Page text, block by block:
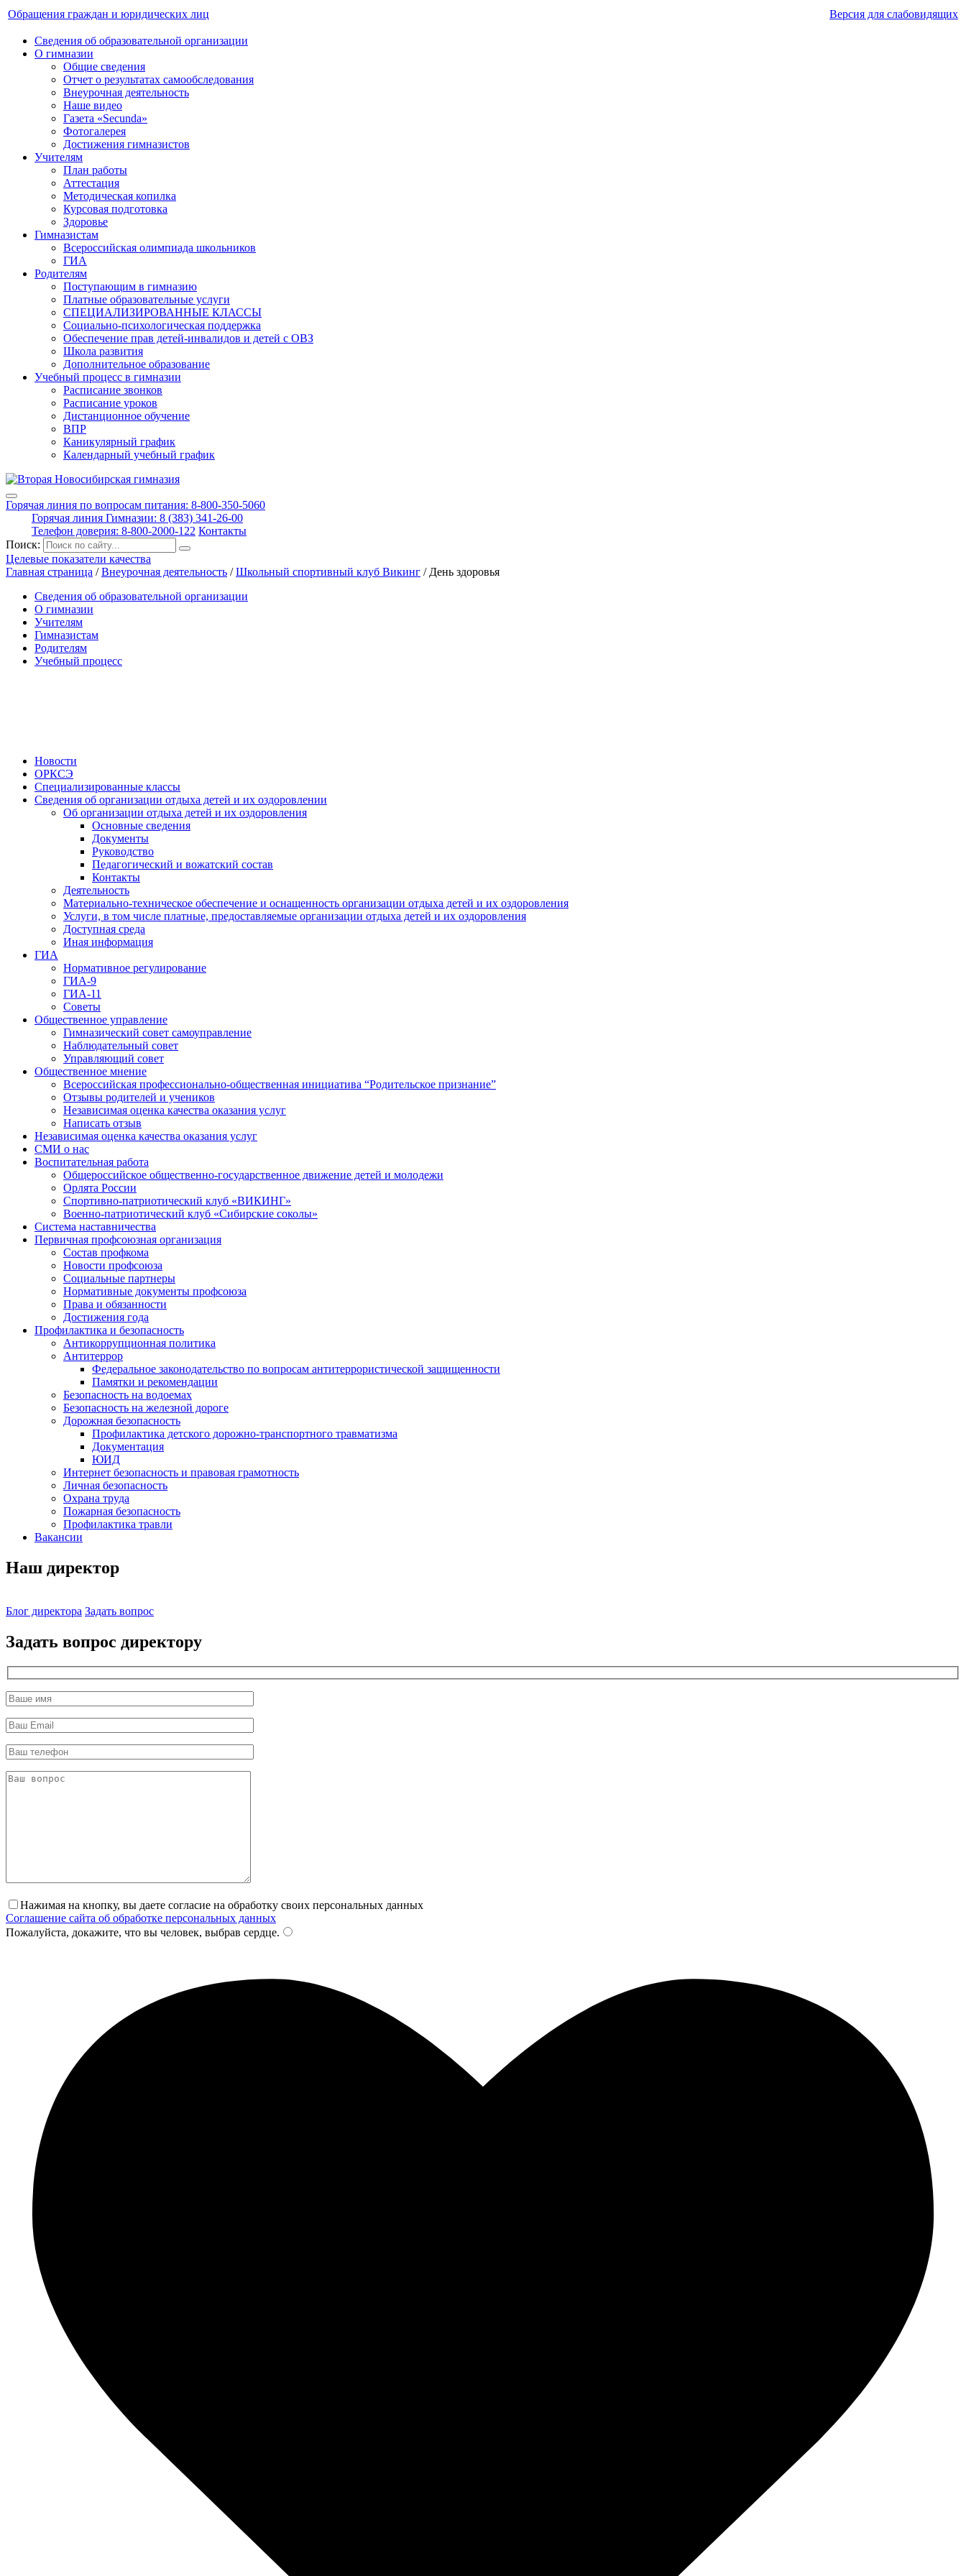
Обращения граждан и юридических лиц Версия для слабовидящих
Сведения об образовательной организации
О гимназии
Общие сведения
Отчет о результатах самообследования
Внеурочная деятельность
Наше видео
Газета «Secunda»
Фотогалерея
Достижения гимназистов
Учителям
План работы
Аттестация
Методическая копилка
Курсовая подготовка
Здоровье
Гимназистам
Всероссийская олимпиада школьников
ГИА
Родителям
Поступающим в гимназию
Платные образовательные услуги
СПЕЦИАЛИЗИРОВАННЫЕ КЛАССЫ
Социально-психологическая поддержка
Обеспечение прав детей-инвалидов и детей с ОВЗ
Школа развития
Дополнительное образование
Учебный процесс в гимназии
Расписание звонков
Расписание уроков
Дистанционное обучение
ВПР
Каникулярный график
Календарный учебный график
Горячая линия по вопросам питания: 8-800-350-5060
Горячая линия Гимназии: 8 (383) 341-26-00
Телефон доверия: 8-800-2000-122 Контакты
Поиск:
Целевые показатели качества
Главная страница /Внеурочная деятельность /Школьный спортивный клуб Викинг / День здоровья
Сведения об образовательной организации
О гимназии
Учителям
Гимназистам
Родителям
Учебный процесс
Новости
ОРКСЭ
Специализированные классы
Сведения об организации отдыха детей и их оздоровлении
Об организации отдыха детей и их оздоровления
Основные сведения
Документы
Руководство
Педагогический и вожатский состав
Контакты
Деятельность
Материально-техническое обеспечение и оснащенность организации отдыха детей и их оздоровления
Услуги, в том числе платные, предоставляемые организации отдыха детей и их оздоровления
Доступная среда
Иная информация
ГИА
Нормативное регулирование
ГИА-9
ГИА-11
Советы
Общественное управление
Гимназический совет самоуправление
Наблюдательный совет
Управляющий совет
Общественное мнение
Всероссийская профессионально-общественная инициатива “Родительское признание”
Отзывы родителей и учеников
Независимая оценка качества оказания услуг
Написать отзыв
Независимая оценка качества оказания услуг
СМИ о нас
Воспитательная работа
Общероссийское общественно-государственное движение детей и молодежи
Орлята России
Спортивно-патриотический клуб «ВИКИНГ»
Военно-патриотический клуб «Сибирские соколы»
Система наставничества
Первичная профсоюзная организация
Состав профкома
Новости профсоюза
Социальные партнеры
Нормативные документы профсоюза
Права и обязанности
Достижения года
Профилактика и безопасность
Антикоррупционная политика
Антитеррор
Федеральное законодательство по вопросам антитеррористической защищенности
Памятки и рекомендации
Безопасность на водоемах
Безопасность на железной дороге
Дорожная безопасность
Профилактика детского дорожно-транспортного травматизма
Документация
ЮИД
Интернет безопасность и правовая грамотность
Личная безопасность
Охрана труда
Пожарная безопасность
Профилактика травли
Вакансии
Наш директор
Блог директора Задать вопрос
Задать вопрос директору
Нажимая на кнопку, вы даете согласие на обработку своих персональных данных
Соглашение сайта об обработке персональных данных
Пожалуйста, докажите, что вы человек, выбрав сердце.